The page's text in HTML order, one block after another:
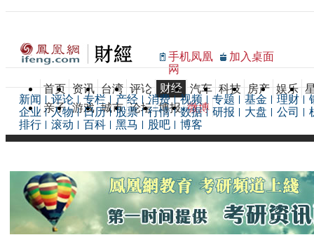
手机凤凰
网
加入桌面
首页 资讯 台湾 评论 财经 汽车 科技 房产 娱乐
亲子 游戏 城市 论坛 博报 微博
新闻 评论 专栏 产经 消费 视频 专题 基金 理财
企业
人物 日历 股票 行情 数据 研报 大盘 公司
排行
滚动 百科 黑马 股吧 博客